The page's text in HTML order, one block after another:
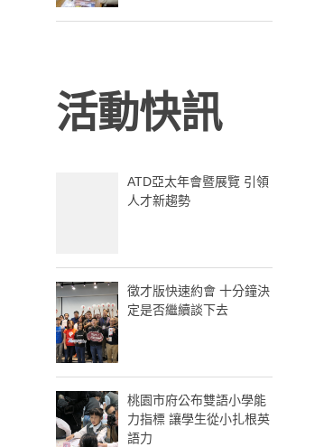
活動快訊
ATD亞太年會暨展覽 引領
人才新趨勢
徵才版快速約會 十分鐘決
定是否繼續談下去
桃園市府公布雙語小學能
力指標 讓學生從小扎根英
語力